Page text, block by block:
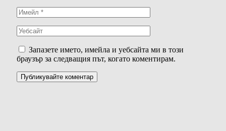
Запазете името, имейла и уебсайта ми в този
браузър за следващия път, когато коментирам.